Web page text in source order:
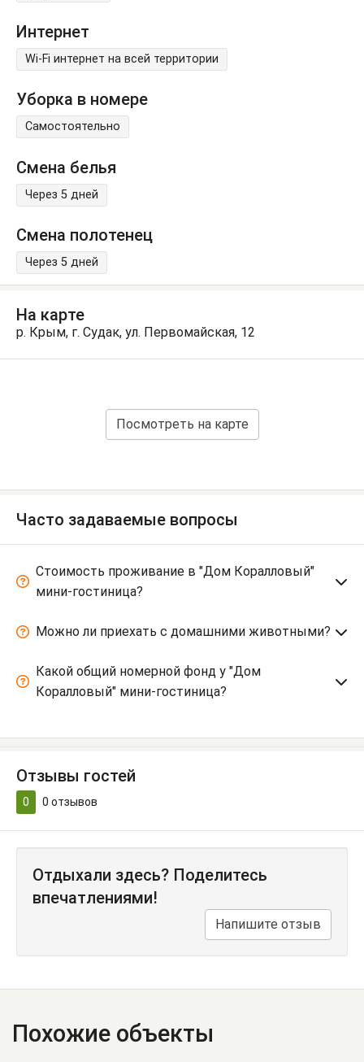
Интернет
Wi-Fi интернет на всей территории
Уборка в номере
Самостоятельно
Смена белья
Через 5 дней
Смена полотенец
Через 5 дней
На карте
р. Крым, г. Судак, ул. Первомайская, 12
Посмотреть на карте
Часто задаваемые вопросы
Стоимость проживание в "Дом Коралловый"
мини-гостиница?
Можно ли приехать с домашними животными?
Какой общий номерной фонд у "Дом
Коралловый" мини-гостиница?
Отзывы гостей
0 0 отзывов
Отдыхали здесь? Поделитесь
впечатлениями!
Напишите отзыв
Похожие объекты